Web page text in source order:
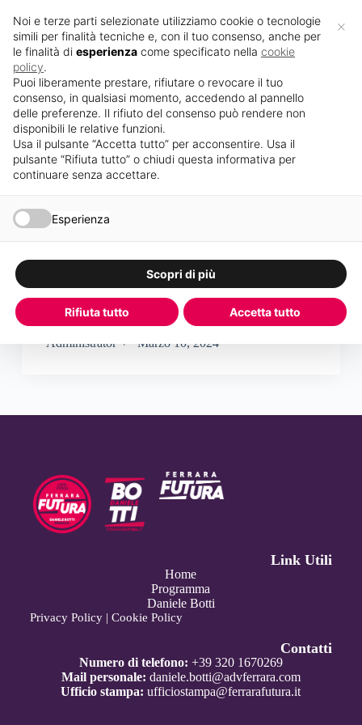
S
a
l
t
a
a
l
c
o
n
t
e
t
Categoria Uncategorized
Uncategorized
Welcome to WordPress. This is your first post. Edit
or delete it, then start writing!
Administrator Marzo 10, 2024
Link Utili
Home
Programma
Daniele Botti
Privacy Policy| Cookie Policy
Contatti
Numero di telefono: +39 320 1670269
Mail personale: daniele.botti@advferrara.com
Ufficio stampa: ufficiostampa@ferrarafutura.it
×
Noi e terze parti selezionate utilizziamo cookie o tecnologie
simili per finalità tecniche e, con il tuo consenso, anche per
le finalità di esperienza come specificato nella cookie
policy.
Puoi liberamente prestare, rifiutare o revocare il tuo
consenso, in qualsiasi momento, accedendo al pannello
delle preferenze. Il rifiuto del consenso può rendere non
disponibili le relative funzioni.
Usa il pulsante “Accetta tutto” per acconsentire. Usa il
pulsante “Rifiuta tutto” o chiudi questa informativa per
continuare senza accettare.
Esperienza
Scopri di più
Rifiuta tutto Accetta tutto